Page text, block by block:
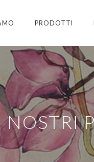
PRODOTTI
NOSTRI